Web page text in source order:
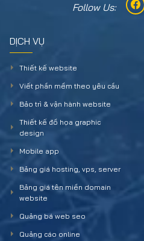
Follow Us:
DỊCH VỤ
Thiết kế website
Viết phần mềm theo yêu cầu
Bảo trì & vận hành website
Thiết kế đồ họa graphic
design
Mobile app
Bảng giá hosting, vps, server
Bảng giá tên miền domain
website
Quảng bá web seo
Quảng cáo online